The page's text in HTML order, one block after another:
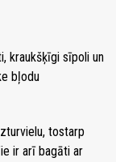
kraukšķīgi sīpoli un
bļodu
tostarp
ir arī bagāti ar